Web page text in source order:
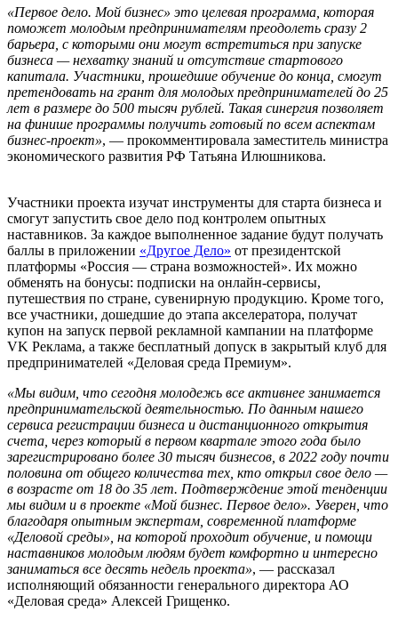
«Первое дело. Мой бизнес» это целевая программа, которая
поможет молодым предпринимателям преодолеть сразу 2
барьера, с которыми они могут встретиться при запуске
бизнеса — нехватку знаний и отсутствие стартового
капитала. Участники, прошедшие обучение до конца, смогут
претендовать на грант для молодых предпринимателей до 25
лет в размере до 500 тысяч рублей. Такая синергия позволяет
на финише программы получить готовый по всем аспектам
бизнес-проект», — прокомментировала заместитель министра
экономического развития РФ Татьяна Илюшникова.
Участники проекта изучат инструменты для старта бизнеса и
смогут запустить свое дело под контролем опытных
наставников. За каждое выполненное задание будут получать
баллы в приложении «Другое Дело» от президентской
платформы «Россия — страна возможностей». Их можно
обменять на бонусы: подписки на онлайн-сервисы,
путешествия по стране, сувенирную продукцию. Кроме того,
все участники, дошедшие до этапа акселератора, получат
купон на запуск первой рекламной кампании на платформе
VK Реклама, а также бесплатный допуск в закрытый клуб для
предпринимателей «Деловая среда Премиум».
«Мы видим, что сегодня молодежь все активнее занимается
предпринимательской деятельностью. По данным нашего
сервиса регистрации бизнеса и дистанционного открытия
счета, через который в первом квартале этого года было
зарегистрировано более 30 тысяч бизнесов, в 2022 году почти
половина от общего количества тех, кто открыл свое дело —
в возрасте от 18 до 35 лет. Подтверждение этой тенденции
мы видим и в проекте «Мой бизнес. Первое дело». Уверен, что
благодаря опытным экспертам, современной платформе
«Деловой среды», на которой проходит обучение, и помощи
наставников молодым людям будет комфортно и интересно
заниматься все десять недель проекта», — рассказал
исполняющий обязанности генерального директора АО
«Деловая среда» Алексей Грищенко.